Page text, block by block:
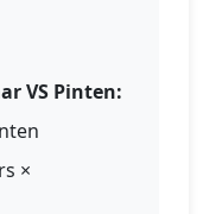
VS Pinten:
×